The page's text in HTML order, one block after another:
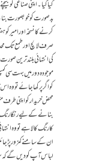
کیاگیا۔اپنی صناعی کو
بدصورت کو خوبصورت
کرنے کا نسخہ اور امیر
صرف لالچ اورطمع تک
کی انتہائی بلندترین
موجودہ دور میں بہت
کواگرپرکھا جائے تووہ
محض خریدارکواپنی
بنانے کے لیے رنگا
کارنگ کالا ہے تووہ
ان کے سامنے کمزور پڑ
لباس آپ کودیں گے